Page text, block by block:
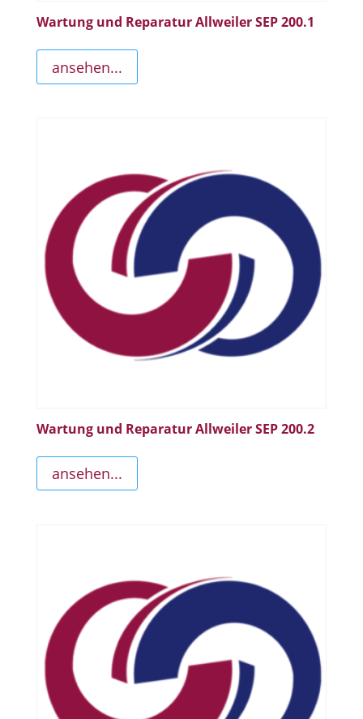
Wartung und Reparatur Allweiler SEP 200.1
ansehen...
Wartung und Reparatur Allweiler SEP 200.2
ansehen...